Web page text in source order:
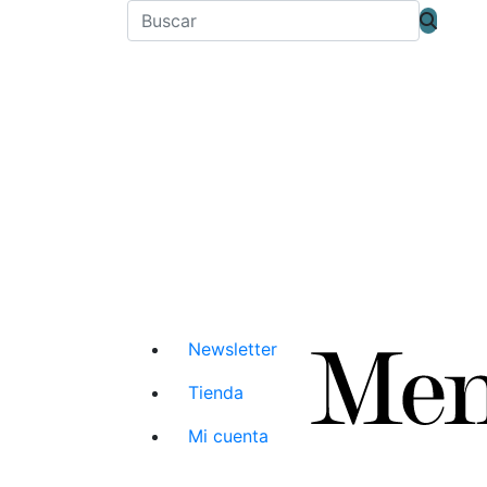
Newsletter
Tienda
Mi cuenta